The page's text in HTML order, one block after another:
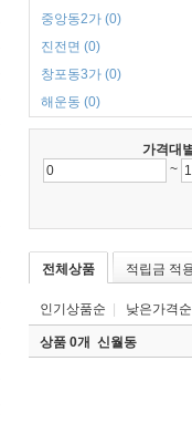
중앙동2가 (0)
진전면 (0)
창포동3가 (0)
해운동 (0)
가격대별
~
전체상품 적립금 적
인기상품순 낮은가격순
상품 0개 신월동